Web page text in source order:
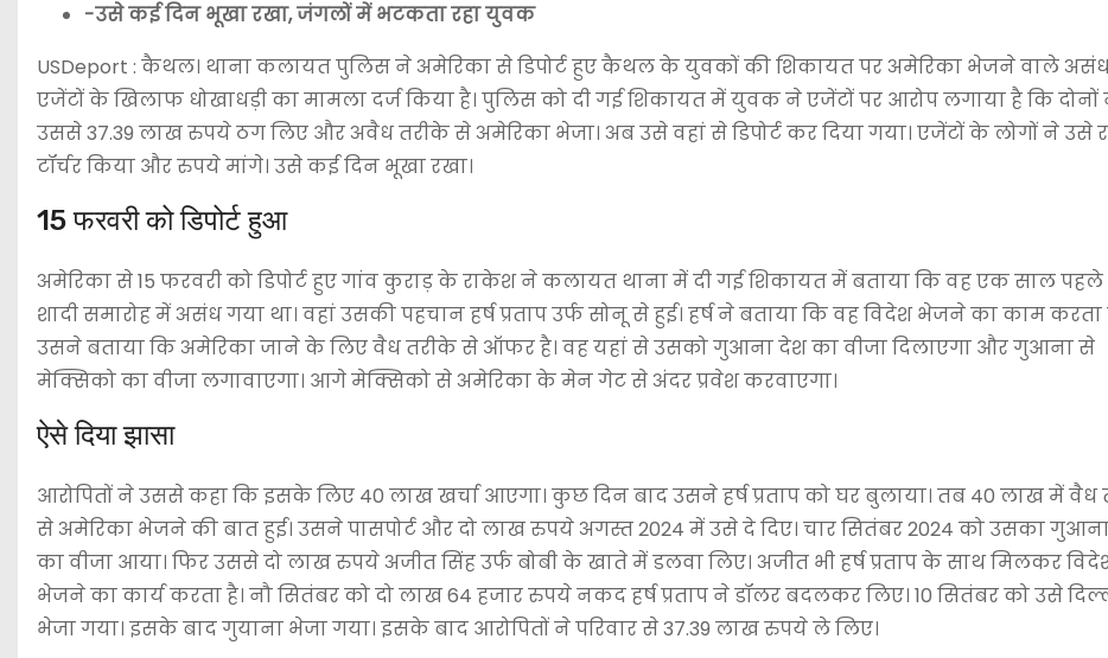
-उसे कई दिन भूखा रखा, जंगलों में भटकता रहा युवक
USDeport : कैथल। थाना कलायत पुलिस ने अमेरिका से डिपोर्ट हुए कैथल के युवकों की शिकायत पर अमेरिका भेजने वाले
एजेंटों के ​खिलाफ धोखाधड़ी का मामला दर्ज किया है। पुलिस को दी गई ​शिकायत में युवक ने एजेंटों पर आरोप लगाया है कि दोनों
उससे 37.39 लाख रुपये ठग लिए और अवैध तरीके से अमेरिका भेजा। अब उसे वहां से डिपोर्ट कर दिया गया। एजेंटों के लोगों ने उसे
टॉर्चर किया और रुपये मांगे। उसे कई दिन भूखा रखा।
15 फरवरी को डिपोर्ट हुआ
अमेरिका से 15 फरवरी को डिपोर्ट हुए गांव कुराड़ के राकेश ने कलायत थाना में दी गई शिकायत में बताया कि वह एक साल
शादी समारोह में असंध गया था। वहां उसकी पहचान हर्ष प्रताप उर्फ सोनू से हुई। हर्ष ने बताया कि वह विदेश भेजने का काम करता
उसने बताया कि अमेरिका जाने के लिए वैध तरीके से ऑफर है। वह यहां से उसको गुआना देश का वीजा दिलाएगा और गुआना से
मेक्सिको का वीजा लगावाएगा। आगे मेक्सिको से अमेरिका के मेन गेट से अंदर प्रवेश करवाएगा।
ऐसे दिया झासा
आरोपितों ने उससे कहा कि इसके लिए 40 लाख खर्चा आएगा। कुछ दिन बाद उसने हर्ष प्रताप को घर बुलाया। तब 40 लाख में वैध
से अमेरिका भेजने की बात हुई। उसने पासपोर्ट और दो लाख रुपये अगस्त 2024 में उसे दे दिए। चार सितंबर 2024 को उसका
का वीजा आया। फिर उससे दो लाख रुपये अजीत सिंह उर्फ बोबी के खाते में डलवा लिए। अजीत भी हर्ष प्रताप के साथ मिलकर
भेजने का कार्य करता है। नौ सितंबर को दो लाख 64 हजार रुपये नकद हर्ष प्रताप ने डॉलर बदलकर लिए। 10 सितंबर को उसे
भेजा गया। इसके बाद गुयाना भेजा गया। इसके बाद आरोपितों ने परिवार से 37.39 लाख रुपये ले लिए।